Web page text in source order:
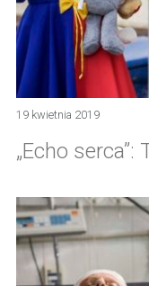
19 kwietnia 2019
„Echo